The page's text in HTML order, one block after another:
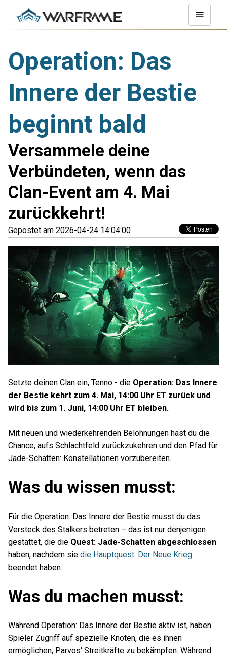
Operation: Das
Innere der Bestie
beginnt bald
Versammele deine
Verbündeten, wenn das
Clan-Event am 4. Mai
zurückkehrt!
Gepostet am 2026-04-24 14:04:00
Setzte deinen Clan ein, Tenno - die Operation: Das Innere
der Bestie kehrt zum 4. Mai, 14:00 Uhr ET zurück und
wird bis zum 1. Juni, 14:00 Uhr ET bleiben.
Mit neuen und wiederkehrenden Belohnungen hast du die
Chance, aufs Schlachtfeld zurückzukehren und den Pfad für
Jade-Schatten: Konstellationen vorzubereiten.
Was du wissen musst:
Für die Operation: Das Innere der Bestie musst du das
Versteck des Stalkers betreten – das ist nur denjenigen
gestattet, die die Quest: Jade-Schatten abgeschlossen
haben, nachdem sie die Hauptquest: Der Neue Krieg
beendet haben.
Was du machen musst:
Während Operation: Das Innere der Bestie aktiv ist, haben
Spieler Zugriff auf spezielle Knoten, die es ihnen
ermöglichen, Parvos‘ Streitkräfte zu bekämpfen. Während